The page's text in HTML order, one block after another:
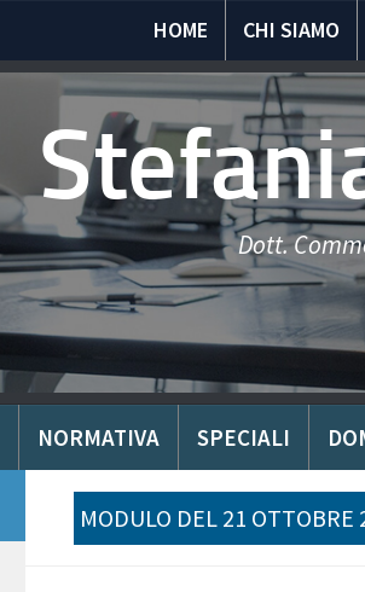
HOME CHI SIAMO
Dott.
NORMATIVA SPECIALI
MODULO DEL 21 OTTOBRE